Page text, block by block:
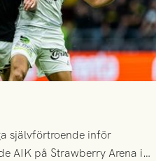
självförtroende inför
AIK på Strawberry Arena i